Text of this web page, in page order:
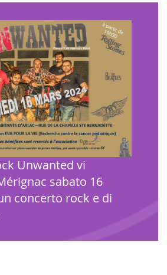
Unwanted vi
sabato 16
concerto rock e di